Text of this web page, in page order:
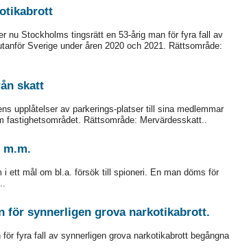
nu Stockholms tingsrätt en 53-årig man för fyra fall av
Sverige under åren 2020 och 2021. Rättsområde:
skatt
upplåtelser av parkerings-platser till sina medlemmar
fastighetsområdet. Rättsområde: Mervärdesskatt..
ett mål om bl.a. försök till spioneri. En man döms för
för synnerligen grova narkotikabrott.
fyra fall av synnerligen grova narkotikabrott begångna